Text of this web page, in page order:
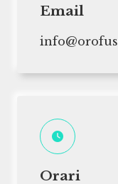
Email
Orari